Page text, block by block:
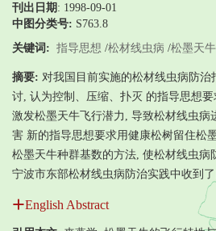
刊出日期 : 1998-09-01
中图分类号: S763.8
关键词: 指导思想 /松材线虫病 /松墨天牛
摘要: 对我国目前实施的松材线虫病防
讨, 认为控制、压缩、扑灭 的指导思想
激发松墨天牛飞行潜力, 导致松材线虫病
害 新的指导思想要求用健康松树留住松
松墨天牛种群基数的方法, 使松材线虫病
宁波市东部松材线虫病防治实践中收到了
English Abstract